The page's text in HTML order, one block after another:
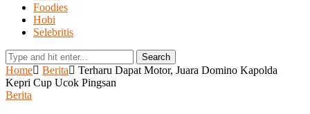
Foodies
Hobi
Selebritis
Search
Home Berita
Terharu Dapat Motor, Juara Domino Kapolda
Kepri Cup Ucok Pingsan
Berita